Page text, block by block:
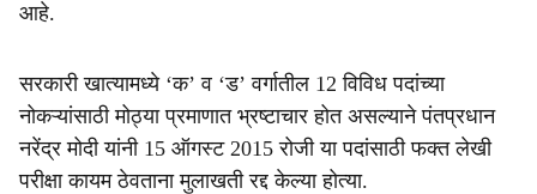
आहे.
सरकारी खात्यामध्ये ‘क’ व ‘ड’ वर्गातील 12 विविध पदांच्या
नोकऱ्यांसाठी मोठ्या प्रमाणात भ्रष्टाचार होत असल्याने पंतप्रधान
नरेंद्र मोदी यांनी 15 ऑगस्ट 2015 रोजी या पदांसाठी फक्त लेखी
परीक्षा कायम ठेवताना मुलाखती रद्द केल्या होत्या.